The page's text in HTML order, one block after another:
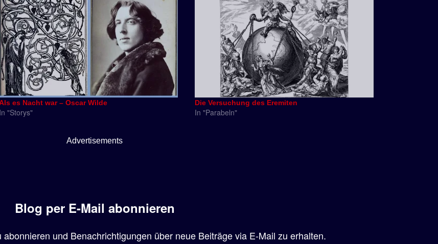
es Nacht war – Oscar Wilde
In "Storys"
Die Versuchung des Eremiten
In "Parabeln"
Advertisements
Blog per E-Mail abonnieren
und Benachrichtigungen über neue Beiträge via E-Mail zu erhalten.